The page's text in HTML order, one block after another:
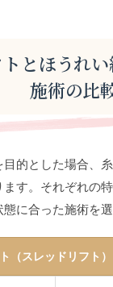
とほうれ
施術の比
的とした場合、
す。それぞれの
に合った施術を
（スレッドリフト）